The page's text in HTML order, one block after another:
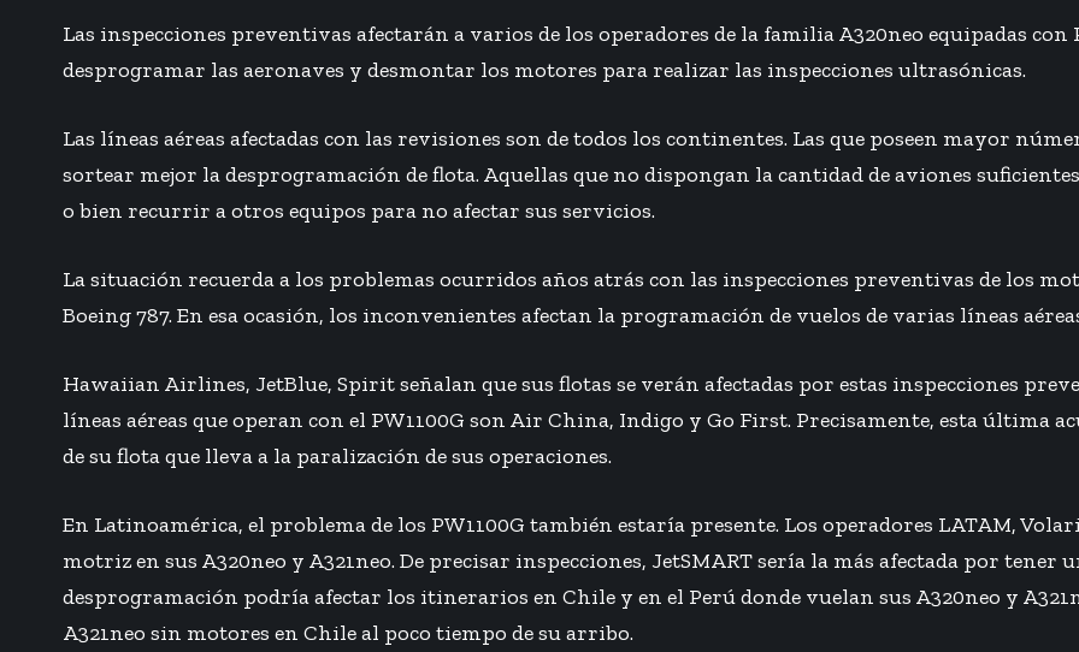
Las inspecciones preventivas afectarán a varios de los operadores de la familia A320neo equipadas con
desprogramar las aeronaves y desmontar los motores para realizar las inspecciones ultrasónicas.
Las líneas aéreas afectadas con las revisiones son de todos los continentes. Las que poseen mayor
sortear mejor la desprogramación de flota. Aquellas que no dispongan la cantidad de aviones
o bien recurrir a otros equipos para no afectar sus servicios.
La situación recuerda a los problemas ocurridos años atrás con las inspecciones preventivas de los
Boeing 787. En esa ocasión, los inconvenientes afectan la programación de vuelos de varias líneas
Hawaiian Airlines, JetBlue, Spirit señalan que sus flotas se verán afectadas por estas inspecciones
líneas aéreas que operan con el PW1100G son Air China, Indigo y Go First. Precisamente, esta última
de su flota que lleva a la paralización de sus operaciones.
En Latinoamérica, el problema de los PW1100G también estaría presente. Los operadores LATAM,
motriz en sus A320neo y A321neo. De precisar inspecciones, JetSMART sería la más afectada por tener
desprogramación podría afectar los itinerarios en Chile y en el Perú donde vuelan sus A320neo y
A321neo sin motores en Chile al poco tiempo de su arribo.